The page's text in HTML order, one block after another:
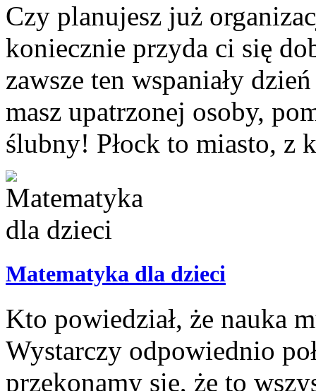
Czy planujesz już
koniecznie przyda ci się
zawsze ten wspaniały
masz upatrzonej osoby,
ślubny! Płock to miasto, z
Matematyka dla dzieci
Kto powiedział, że nauka
Wystarczy odpowiednio
przekonamy się, że to